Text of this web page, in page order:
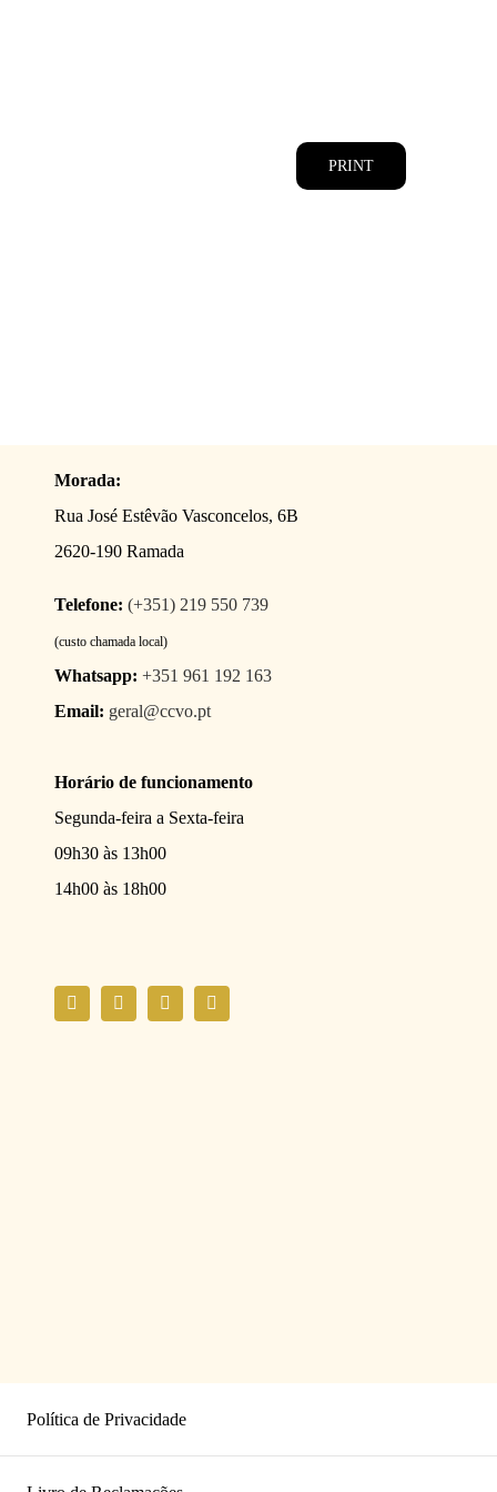
PRINT
Política de Privacidade
Morada:
Rua José Estêvão Vasconcelos, 6B
2620-190 Ramada
Telefone: (+351) 219 550 739
(custo chamada local)
Whatsapp: +351 961 192 163
Email: geral@ccvo.pt
Horário de funcionamento
Segunda-feira a Sexta-feira
09h30 às 13h00
14h00 às 18h00